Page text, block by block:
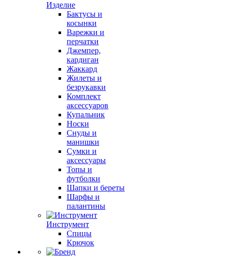
Изделие
Бактусы и
косынки
Варежки и
перчатки
Джемпер,
кардиган
Жаккард
Жилеты и
безрукавки
Комплект
аксессуаров
Купальник
Носки
Снуды и
манишки
Сумки и
аксессуары
Топы и
футболки
Шапки и береты
Шарфы и
палантины
Инструмент
Спицы
Крючок